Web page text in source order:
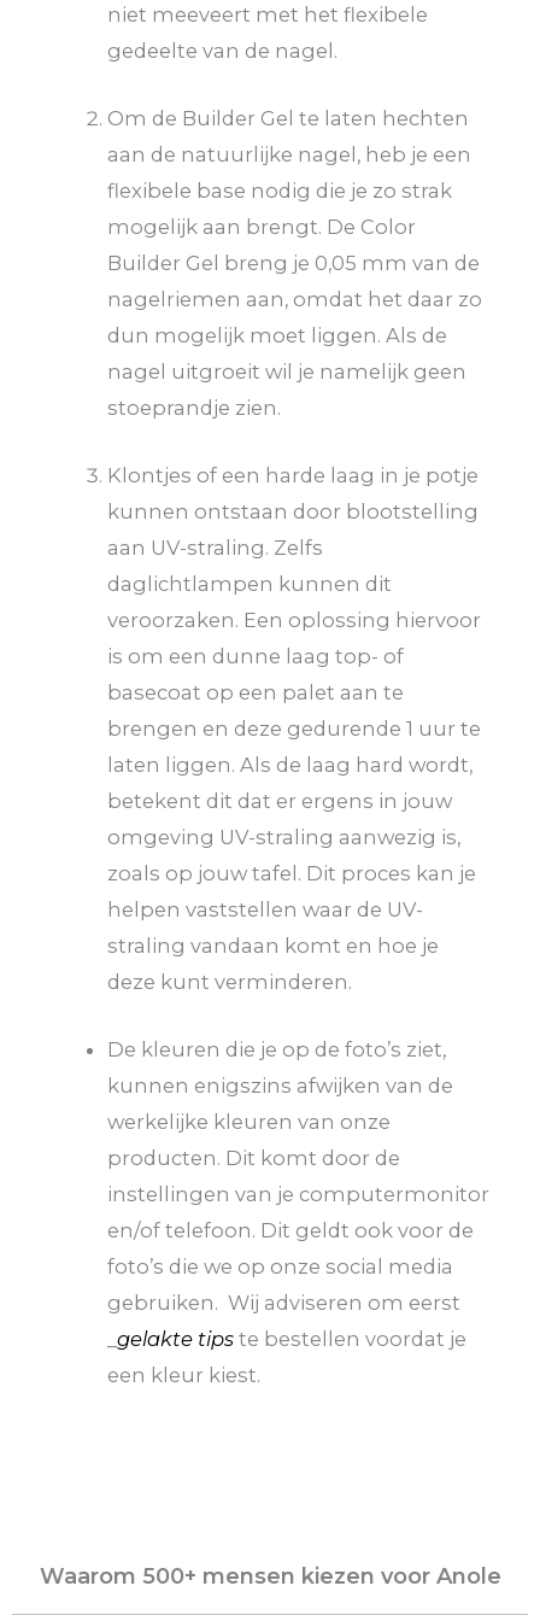
niet meeveert met het flexibele
gedeelte van de nagel.
Om de Builder Gel te laten hechten
aan de natuurlijke nagel, heb je een
flexibele base nodig die je zo strak
mogelijk aan brengt. De Color
Builder Gel breng je 0,05 mm van de
nagelriemen aan, omdat het daar zo
dun mogelijk moet liggen. Als de
nagel uitgroeit wil je namelijk geen
stoeprandje zien.
Klontjes of een harde laag in je potje
kunnen ontstaan door blootstelling
aan UV-straling. Zelfs
daglichtlampen kunnen dit
veroorzaken. Een oplossing hiervoor
is om een dunne laag top- of
basecoat op een palet aan te
brengen en deze gedurende 1 uur te
laten liggen. Als de laag hard wordt,
betekent dit dat er ergens in jouw
omgeving UV-straling aanwezig is,
zoals op jouw tafel. Dit proces kan je
helpen vaststellen waar de UV-
straling vandaan komt en hoe je
deze kunt verminderen.
De kleuren die je op de foto’s ziet,
kunnen enigszins afwijken van de
werkelijke kleuren van onze
producten. Dit komt door de
instellingen van je computermonitor
en/of telefoon. Dit geldt ook voor de
foto’s die we op onze social media
gebruiken. Wij adviseren om eerst
_gelakte tips te bestellen voordat je
een kleur kiest.
Waarom 500+ mensen kiezen voor Anole